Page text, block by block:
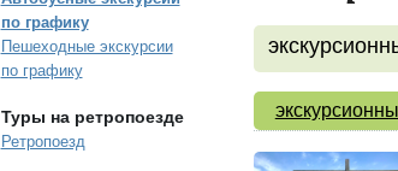
по графику
Пешеходные экскурсии
по графику
Туры на ретропоезде
Ретропоезд